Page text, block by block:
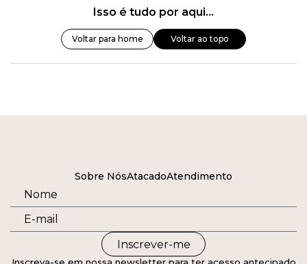
Isso é tudo por aqui...
Voltar para home Voltar ao topo
Sobre NósAtacadoAtendimento
Inscrever-me